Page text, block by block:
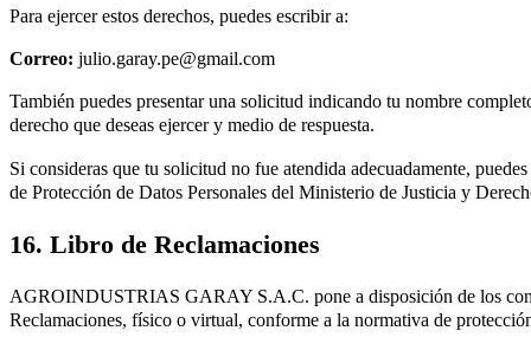
Para ejercer estos derechos, puedes escribir a:
Correo: julio.garay.pe@gmail.com
También puedes presentar una solicitud indicando tu nombre
derecho que deseas ejercer y medio de respuesta.
Si consideras que tu solicitud no fue atendida adecuadamente,
de Protección de Datos Personales del Ministerio de Justicia y
16. Libro de Reclamaciones
AGROINDUSTRIAS GARAY S.A.C. pone a disposición de los
Reclamaciones, físico o virtual, conforme a la normativa de